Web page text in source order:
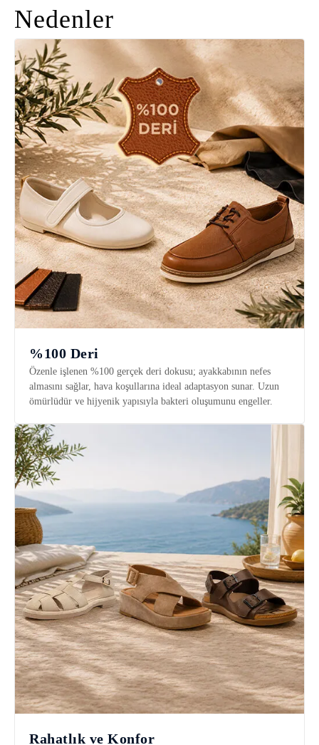
Nedenler
%100 Deri
Özenle işlenen %100 gerçek deri dokusu; ayakkabının nefes
almasını sağlar, hava koşullarına ideal adaptasyon sunar. Uzun
ömürlüdür ve hijyenik yapısıyla bakteri oluşumunu engeller.
Rahatlık ve Konfor